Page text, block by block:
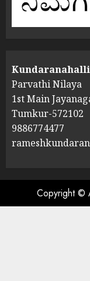
Kundaranahalli
Parvathi Nilaya
1st Main
Tumkur-572102
9886774477
Copyright ©